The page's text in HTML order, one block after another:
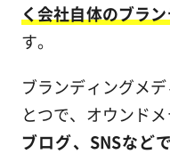
く会社自体のブラ
す。
ブランディングメ
とつで、オウンド
ブログ、SNSなど